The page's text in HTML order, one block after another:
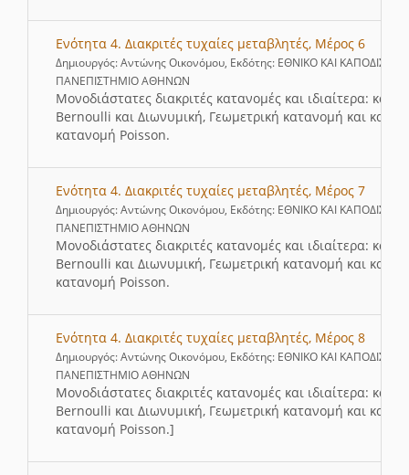
Ενότητα 4. Διακριτές τυχαίες μεταβλητές, Μέρος 6
Δημιουργός: Αντώνης Οικονόμου, Εκδότης: ΕΘΝΙΚΟ ΚΑΙ
ΠΑΝΕΠΙΣΤΗΜΙΟ ΑΘΗΝΩΝ
Μονοδιάστατες διακριτές κατανομές και ιδιαίτερα:
Bernoulli και Διωνυμική, Γεωμετρική κατανομή και
κατανομή Poisson.
Ενότητα 4. Διακριτές τυχαίες μεταβλητές, Μέρος 7
Δημιουργός: Αντώνης Οικονόμου, Εκδότης: ΕΘΝΙΚΟ ΚΑΙ
ΠΑΝΕΠΙΣΤΗΜΙΟ ΑΘΗΝΩΝ
Μονοδιάστατες διακριτές κατανομές και ιδιαίτερα:
Bernoulli και Διωνυμική, Γεωμετρική κατανομή και
κατανομή Poisson.
Ενότητα 4. Διακριτές τυχαίες μεταβλητές, Μέρος 8
Δημιουργός: Αντώνης Οικονόμου, Εκδότης: ΕΘΝΙΚΟ ΚΑΙ
ΠΑΝΕΠΙΣΤΗΜΙΟ ΑΘΗΝΩΝ
Μονοδιάστατες διακριτές κατανομές και ιδιαίτερα:
Bernoulli και Διωνυμική, Γεωμετρική κατανομή και
κατανομή Poisson.]